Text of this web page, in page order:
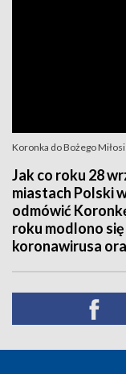
Koronka do Bożego
Jak co roku 28
miastach Polski
odmówić
roku modlono
koronawirusa